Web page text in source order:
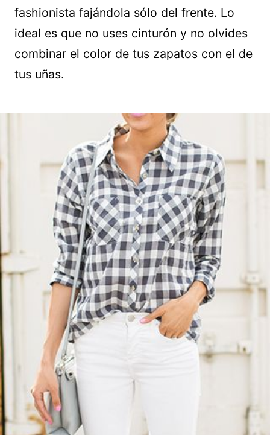
fashionista fajándola sólo del frente. Lo
ideal es que no uses cinturón y no olvides
combinar el color de tus zapatos con el de
tus uñas.